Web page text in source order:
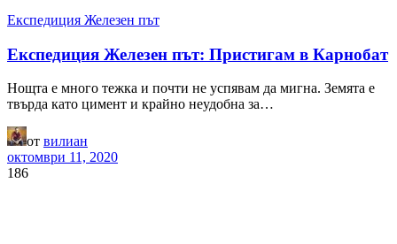
Експедиция Железен път
Експедиция Железен път: Пристигам в Карнобат
Нощта е много тежка и почти не успявам да мигна. Земята е
твърда като цимент и крайно неудобна за…
от вилиан
октомври 11, 2020
186